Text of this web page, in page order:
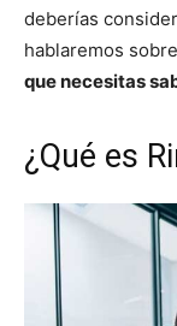
deberías
hablaremos
que necesitas
¿Qué es